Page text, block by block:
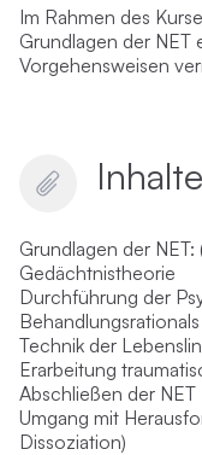
Im Rahmen des
Grundlagen der NET
Vorgehensweisen
Inhalte
Grundlagen der
Gedächtnistheorie
Durchführung der
Behandlungsrationals
Technik der
Erarbeitung
Abschließen der NET
Umgang mit
Dissoziation)